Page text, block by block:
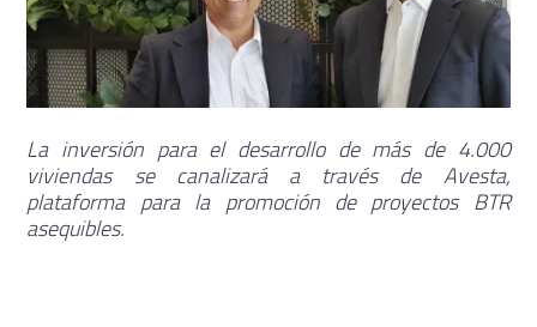
La inversión para el desarrollo de más de 4.000
viviendas se canalizará a través de Avesta,
plataforma para la promoción de proyectos BTR
asequibles.